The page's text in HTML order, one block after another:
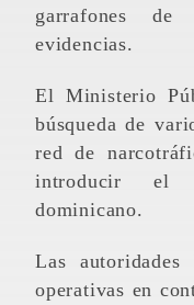
garrafones de
evidencias.
El Ministerio Público y la DNCD activan la
búsqueda de
red de
introducir el
dominicano.
Las autoridades han redoblado sus acciones
operativas en